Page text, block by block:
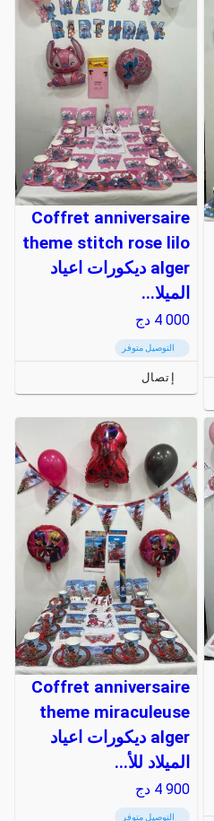
Coffret anniversaire
theme stitch rose lilo
alger ديكورات اعياد
الميلا...
4 000 دج
التوصيل متوفر
إتصال
Coffret anniversaire
theme miraculeuse
alger ديكورات اعياد
الميلاد للأ...
4 900 دج
التوصيل متوفر